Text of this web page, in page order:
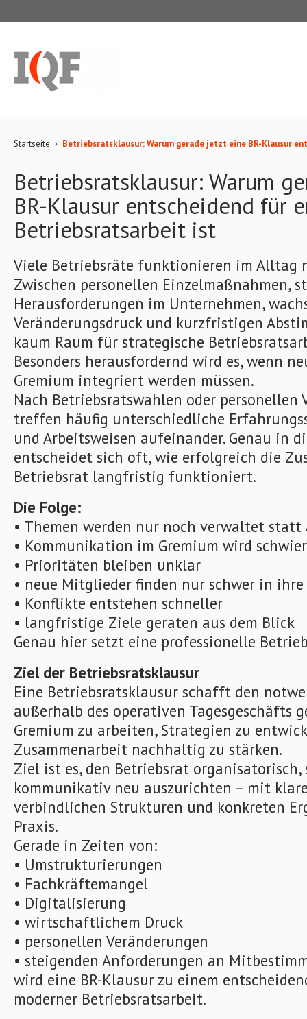
Startseite › Betriebsratsklausur: Warum gerade jetzt eine BR-Klausur
Betriebsratsklausur: Warum
BR-Klausur entscheidend für
Betriebsratsarbeit ist
Viele Betriebsräte funktionieren im Alltag
Zwischen personellen Einzelmaßnahmen,
Herausforderungen im Unternehmen,
Veränderungsdruck und kurzfristigen
kaum Raum für strategische
Besonders herausfordernd wird es, wenn
Gremium integriert werden müssen.
Nach Betriebsratswahlen oder personellen
treffen häufig unterschiedliche
und Arbeitsweisen aufeinander. Genau in
entscheidet sich oft, wie erfolgreich die
Betriebsrat langfristig funktioniert.
Die Folge:
• Themen werden nur noch verwaltet
• Kommunikation im Gremium wird
• Prioritäten bleiben unklar
• neue Mitglieder finden nur schwer in ihre
• Konflikte entstehen schneller
• langfristige Ziele geraten aus dem Blick
Genau hier setzt eine professionelle
Ziel der Betriebsratsklausur
Eine Betriebsratsklausur schafft den
außerhalb des operativen Tagesgeschäfts
Gremium zu arbeiten, Strategien zu
Zusammenarbeit nachhaltig zu stärken.
Ziel ist es, den Betriebsrat
kommunikativ neu auszurichten – mit
verbindlichen Strukturen und konkreten
Praxis.
Gerade in Zeiten von:
• Umstrukturierungen
• Fachkräftemangel
• Digitalisierung
• wirtschaftlichem Druck
• personellen Veränderungen
• steigenden Anforderungen an
wird eine BR-Klausur zu einem
moderner Betriebsratsarbeit.